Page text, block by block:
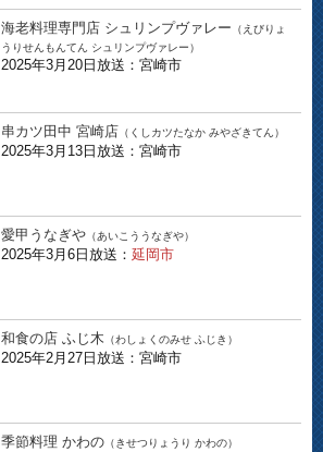
海老料理専門店 シュリンプヴァレー （えびりょ
うりせんもんてん シュリンプヴァレー）
2025年3月20日放送：宮崎市
串カツ田中 宮崎店 （くしカツたなか みやざきてん）
2025年3月13日放送：宮崎市
愛甲うなぎや （あいこううなぎや）
2025年3月6日放送： 延岡市
和食の店 ふじ木 （わしょくのみせ ふじき）
2025年2月27日放送：宮崎市
季節料理 かわの （きせつりょうり かわの）